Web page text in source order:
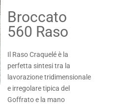
Broccato
560 Raso
Il Raso Craquelé è la
perfetta sintesi tra la
lavorazione tridimensionale
e irregolare tipica del
Goffrato e la mano